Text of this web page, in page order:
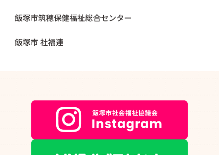
飯塚市筑穂保健福祉総合センター
飯塚市 社福連